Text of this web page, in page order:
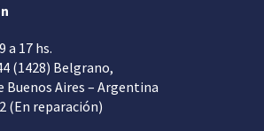
a 17 hs.
(1428) Belgrano,
Buenos Aires – Argentina
(En reparación)